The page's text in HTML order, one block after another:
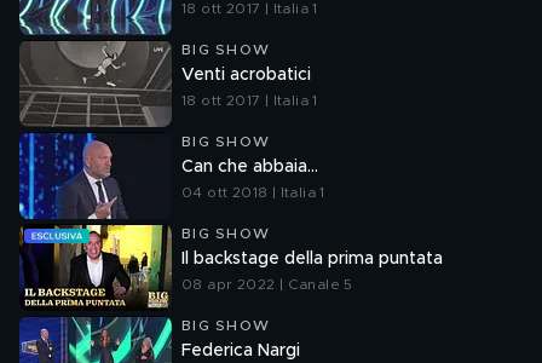
18 ott 2017 | Italia 1
BIG SHOW
Venti acrobatici
18 ott 2017 | Italia 1
BIG SHOW
Can che abbaia...
04 ott 2018 | Italia 1
BIG SHOW
Il backstage della prima puntata
08 apr 2022 | Canale 5
BIG SHOW
Federica Nargi